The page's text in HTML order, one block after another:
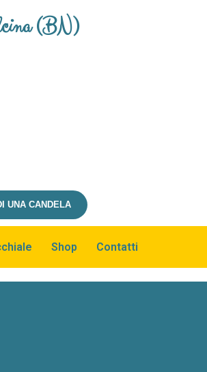
(BN)
UNA CANDELA
Shop Contatti